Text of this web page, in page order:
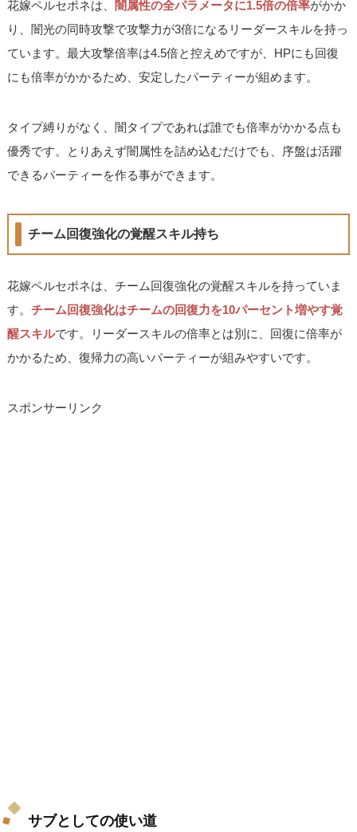
花嫁ペルセポネは、 闇属性の全パラメータに1.5倍の倍率がかか
り、闇光の同時攻撃で攻撃力が3倍になるリーダースキルを持っ
ています。最大攻撃倍率は4.5倍と控えめですが、HPにも回復
にも倍率がかかるため、安定したパーティーが組めます。
タイプ縛りがなく、闇タイプであれば誰でも倍率がかかる点も
優秀です。とりあえず闇属性を詰め込むだけでも、序盤は活躍
できるパーティーを作る事ができます。
チーム回復強化の覚醒スキル持ち
花嫁ペルセポネは、チーム回復強化の覚醒スキルを持っていま
す。チーム回復強化はチームの回復力を10パーセント増やす覚
醒スキルです。リーダースキルの倍率とは別に、回復に倍率が
かかるため、復帰力の高いパーティーが組みやすいです。
スポンサーリンク
サブとしての使い道